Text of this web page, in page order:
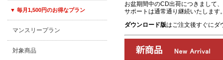
▼ 毎月1,500円のお得なプラン
マンスリープラン
対象商品
お盆期間中のCD出荷につきまして
サポートは通常通り継続いたします
ダウンロード版はご注文後すぐにダ